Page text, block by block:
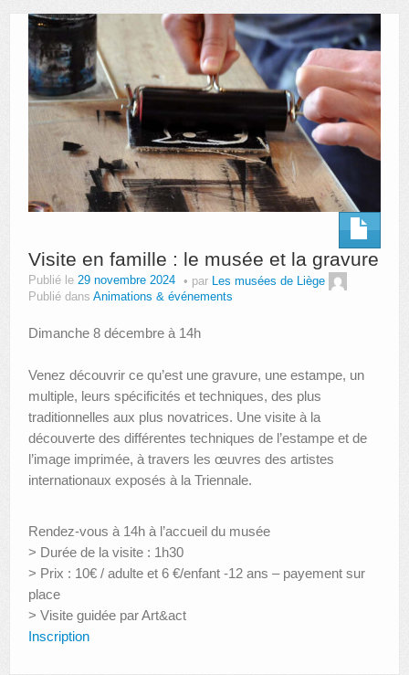
AUTRES LIEUX
ANIMATIONS DES MUSÉES
PUBLICATIONS
LES APPELS À PROJETS
LE PORTAIL DES COLLECTIONS
Visite en famille : le musée et la gravure
Publié le 29 novembre 2024 par
Les musées de Liège
Publié dans Animations & événements
Dimanche 8 décembre à 14h
Venez découvrir ce qu’est une gravure, une estampe, un
multiple, leurs spécificités et techniques, des plus
traditionnelles aux plus novatrices. Une visite à la
découverte des différentes techniques de l’estampe et de
l’image imprimée, à travers les œuvres des artistes
internationaux exposés à la Triennale.
Rendez-vous à 14h à l’accueil du musée
> Durée de la visite : 1h30
> Prix : 10€ / adulte et 6 €/enfant -12 ans – payement sur
place
> Visite guidée par Art&act
Inscription